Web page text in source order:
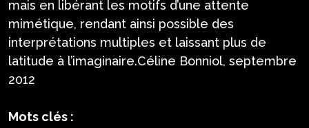
mais en libérant les motifs d’une attente
mimétique, rendant ainsi possible des
interprétations multiples et laissant plus de
latitude à l’imaginaire.Céline Bonniol, septembre
2012
Mots clés :